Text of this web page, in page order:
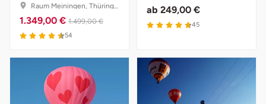
Raum Meiningen, Thüringen
1.349,00 € 1.499,00 €
54
ab 249,00 €
45